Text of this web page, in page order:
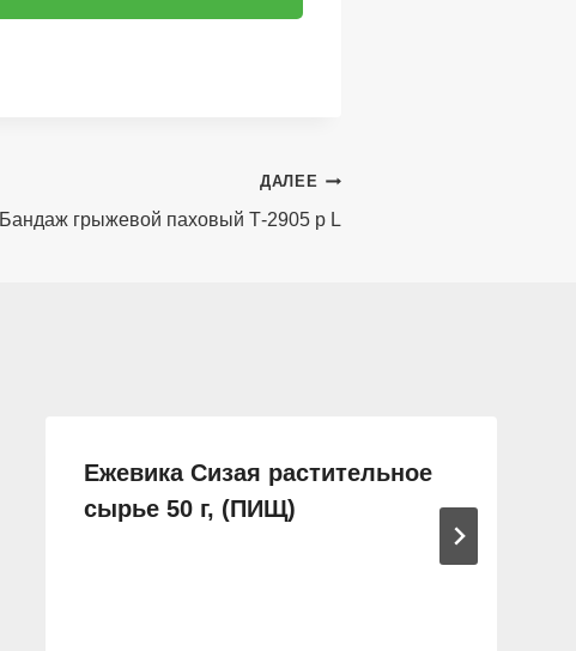
ДАЛЕЕ
Бандаж грыжевой паховый Т-2905 р L
Ежевика Сизая растительное
сырье 50 г, (ПИЩ)